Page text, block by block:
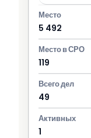
5 492
119
49
1